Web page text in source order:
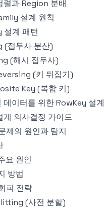
렬과 Region 분배
설계 원칙
설계 패턴
(접두사 분산)
(해시 접두사)
(키 뒤집기)
Key (복합 키)
데이터를 위한 RowKey 설계
계 의사결정 가이드
제의 원인과 탐지
요 원인
방법
피 전략
(사전 분할)